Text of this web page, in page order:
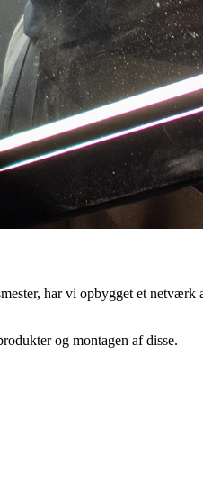
har vi opbygget et netværk
og montagen af disse.